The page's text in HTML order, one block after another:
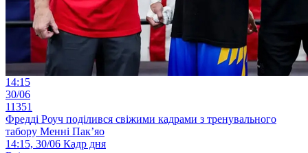
14:15
30/06
11351
Фредді Роуч поділився свіжими кадрами з тренувального
табору Менні Пак’яо
14:15, 30/06 Кадр дня